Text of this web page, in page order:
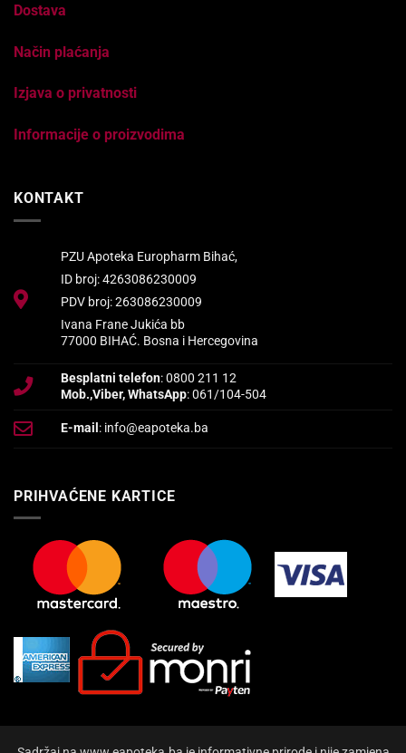
Dostava
Način plaćanja
Izjava o privatnosti
Informacije o proizvodima
KONTAKT
PZU Apoteka Europharm Bihać,
ID broj: 4263086230009
PDV broj: 263086230009
Ivana Frane Jukića bb
77000 BIHAĆ. Bosna i Hercegovina
Besplatni telefon: 0800 211 12
Mob.,Viber, WhatsApp: 061/104-504
E-mail : info@eapoteka.ba
PRIHVAĆENE KARTICE